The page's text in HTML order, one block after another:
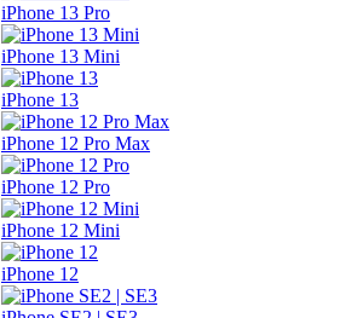
iPhone 13 Pro
iPhone 13 Mini
iPhone 13
iPhone 12 Pro Max
iPhone 12 Pro
iPhone 12 Mini
iPhone 12